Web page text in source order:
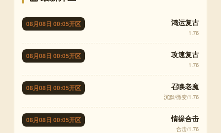
08月08日 00:05开区 鸿运复古
1.76
08月08日 00:05开区 攻速复古
1.76
08月08日 00:05开区 召唤老魔
沉默/微变/1.76
08月08日 00:05开区 情缘合击
合击/1.76